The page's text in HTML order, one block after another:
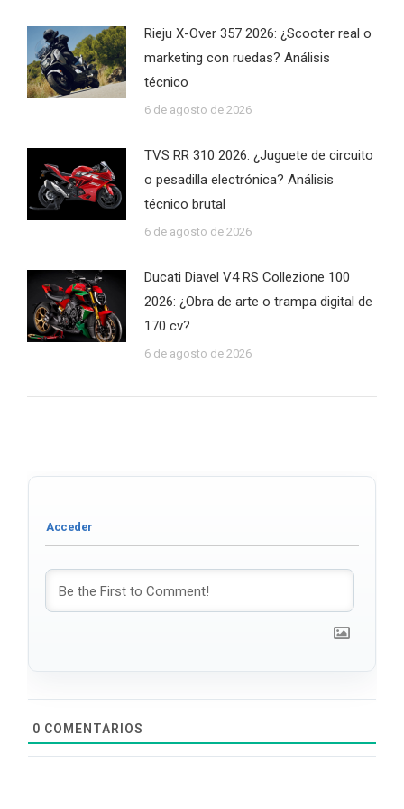
Rieju X-Over 357 2026: ¿Scooter real o
marketing con ruedas? Análisis
técnico
6 de agosto de 2026
TVS RR 310 2026: ¿Juguete de circuito
o pesadilla electrónica? Análisis
técnico brutal
6 de agosto de 2026
Ducati Diavel V4 RS Collezione 100
2026: ¿Obra de arte o trampa digital de
170 cv?
6 de agosto de 2026
0 COMENTARIOS